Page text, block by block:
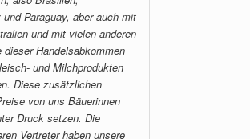
Paraguay, aber auch mit
und mit vielen anderen
dieser Handelsabkommen
und Milchprodukten
Diese zusätzlichen
von uns Bäuerinnen
Druck setzen. Die
Vertreter haben unsere